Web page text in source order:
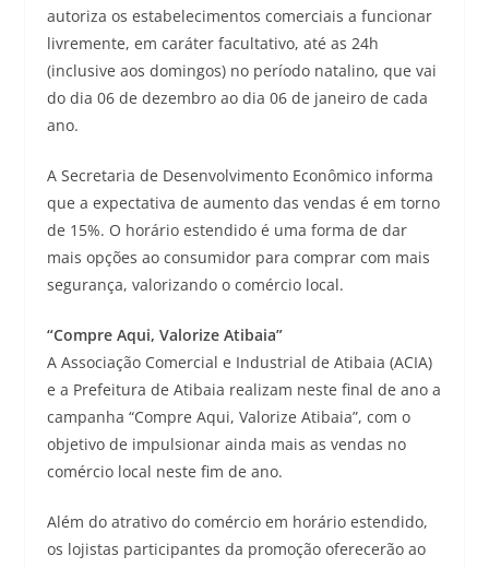
autoriza os estabelecimentos comerciais a funcionar
livremente, em caráter facultativo, até as 24h
(inclusive aos domingos) no período natalino, que vai
do dia 06 de dezembro ao dia 06 de janeiro de cada
ano.
A Secretaria de Desenvolvimento Econômico informa
que a expectativa de aumento das vendas é em torno
de 15%. O horário estendido é uma forma de dar
mais opções ao consumidor para comprar com mais
segurança, valorizando o comércio local.
“Compre Aqui, Valorize Atibaia”
A Associação Comercial e Industrial de Atibaia (ACIA)
e a Prefeitura de Atibaia realizam neste final de ano a
campanha “Compre Aqui, Valorize Atibaia”, com o
objetivo de impulsionar ainda mais as vendas no
comércio local neste fim de ano.
Além do atrativo do comércio em horário estendido,
os lojistas participantes da promoção oferecerão ao